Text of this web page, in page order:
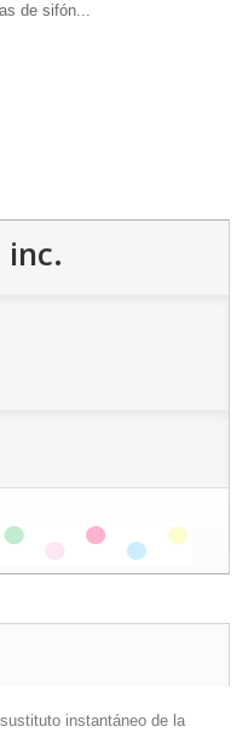
de sifón...
inc.
instantáneo de la